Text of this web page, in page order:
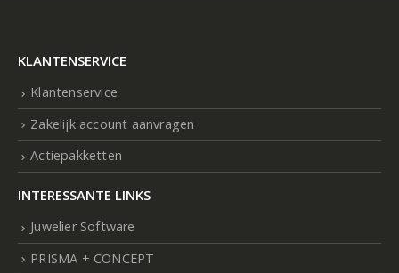
KLANTENSERVICE
Klantenservice
Zakelijk account aanvragen
Actiepakketten
INTERESSANTE LINKS
Juwelier Software
PRISMA + CONCEPT